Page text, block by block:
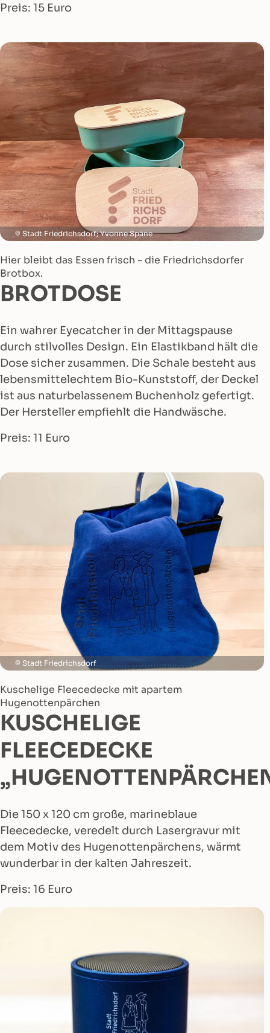
Preis: 15 Euro
Stadt Friedrichsdorf; Yvonne Späne
Hier bleibt das Essen frisch - die Friedrichsdorfer
Brotbox.
BROTDOSE
Ein wahrer Eyecatcher in der Mittagspause
durch stilvolles Design. Ein Elastikband hält die
Dose sicher zusammen. Die Schale besteht aus
lebensmittelechtem Bio-Kunststoff, der Deckel
ist aus naturbelassenem Buchenholz gefertigt.
Der Hersteller empfiehlt die Handwäsche.
Preis: 11 Euro
Stadt Friedrichsdorf
Kuschelige Fleecedecke mit apartem
Hugenottenpärchen
KUSCHELIGE
FLEECEDECKE
Die 150 x 120 cm große, marineblaue
Fleecedecke, veredelt durch Lasergravur mit
dem Motiv des Hugenottenpärchens, wärmt
wunderbar in der kalten Jahreszeit.
Preis: 16 Euro